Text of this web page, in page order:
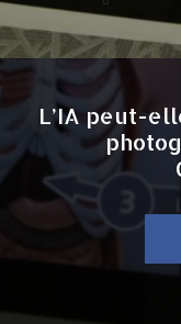
L’IA peut-